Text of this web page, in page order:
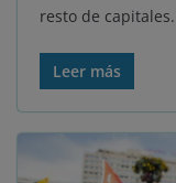
resto de capitales.
Leer más